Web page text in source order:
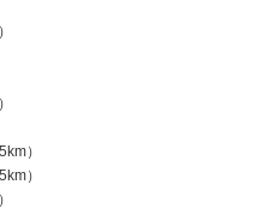
）
）